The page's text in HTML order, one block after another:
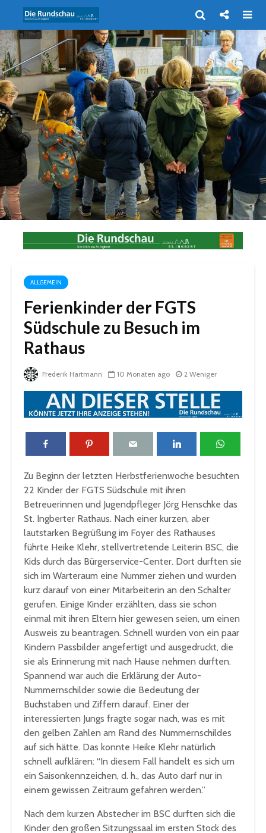
ALLGEMEIN
Ferienkinder der FGTS
Südschule zu Besuch im
Rathaus
Frederik Hartmann 10 Monaten ago 2 Weniger
Zu Beginn der letzten Herbstferienwoche besuchten
22 Kinder der FGTS Südschule mit ihren
Betreuerinnen und Jugendpfleger Jörg Henschke das
St. Ingberter Rathaus. Nach einer kurzen, aber
lautstarken Begrüßung im Foyer des Rathauses
führte Heike Klehr, stellvertretende Leiterin BSC, die
Kids durch das Bürgerservice-Center. Dort durften sie
sich im Warteraum eine Nummer ziehen und wurden
kurz darauf von einer Mitarbeiterin an den Schalter
gerufen. Einige Kinder erzählten, dass sie schon
einmal mit ihren Eltern hier gewesen seien, um einen
Ausweis zu beantragen. Schnell wurden von ein paar
Kindern Passbilder angefertigt und ausgedruckt, die
sie als Erinnerung mit nach Hause nehmen durften.
Spannend war auch die Erklärung der Auto-
Nummernschilder sowie die Bedeutung der
Buchstaben und Ziffern darauf. Einer der
interessierten Jungs fragte sogar nach, was es mit
den gelben Zahlen am Rand des Nummernschildes
auf sich hätte. Das konnte Heike Klehr natürlich
schnell aufklären: “In diesem Fall handelt es sich um
ein Saisonkennzeichen, d. h., das Auto darf nur in
einem gewissen Zeitraum gefahren werden.”
Nach dem kurzen Abstecher im BSC durften sich die
Kinder den großen Sitzungssaal im ersten Stock des